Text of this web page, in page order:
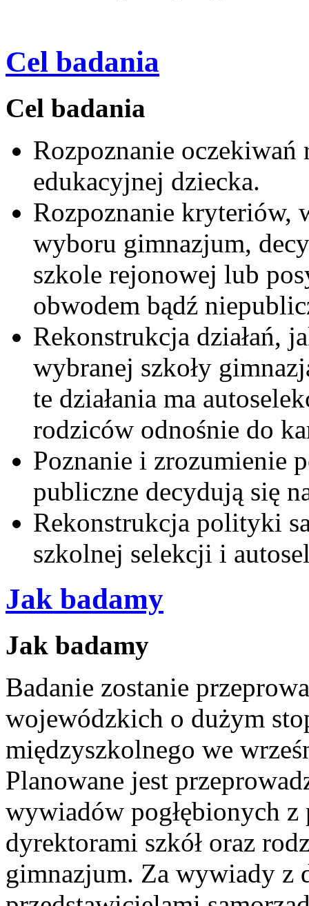
Cel badania
Cel badania
Rozpoznanie
edukacyjnej dziecka.
Rozpoznanie kryteriów,
wyboru gimnazjum,
szkole rejonowej lub
obwodem bądź
Rekonstrukcja działań,
wybranej szkoły
te działania ma
rodziców odnośnie do
Poznanie i zrozumienie
publiczne decydują się
Rekonstrukcja polityki
szkolnej selekcji i
Jak badamy
Jak badamy
Badanie zostanie
wojewódzkich o dużym
międzyszkolnego we
Planowane jest
wywiadów pogłębionych z
dyrektorami szkół oraz
gimnazjum. Za wywiady z